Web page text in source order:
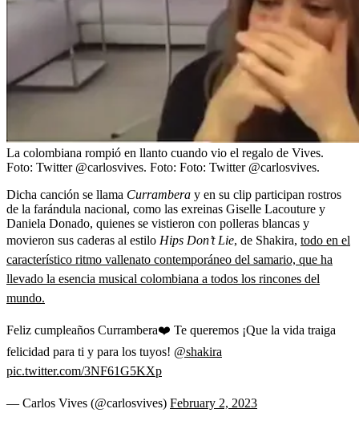
La colombiana rompió en llanto cuando vio el regalo de Vives.
Foto: Twitter @carlosvives. Foto: Foto: Twitter @carlosvives.
Dicha canción se llama Currambera y en su clip participan rostros
de la farándula nacional, como las exreinas Giselle Lacouture y
Daniela Donado, quienes se vistieron con polleras blancas y
movieron sus caderas al estilo Hips Don’t Lie, de Shakira, todo en el
característico ritmo vallenato contemporáneo del samario, que ha
llevado la esencia musical colombiana a todos los rincones del
mundo.
Feliz cumpleaños Currambera❤️ Te queremos ¡Que la vida traiga
felicidad para ti y para los tuyos! @shakira
pic.twitter.com/3NF61G5KXp
— Carlos Vives (@carlosvives) February 2, 2023